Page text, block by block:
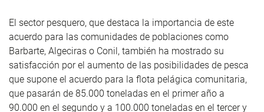
El sector pesquero, que destaca la importancia de este
acuerdo para las comunidades de poblaciones como
Barbarte, Algeciras o Conil, también ha mostrado su
satisfacción por el aumento de las posibilidades de pesca
que supone el acuerdo para la flota pelágica comunitaria,
que pasarán de 85.000 toneladas en el primer año a
90.000 en el segundo y a 100.000 toneladas en el tercer y